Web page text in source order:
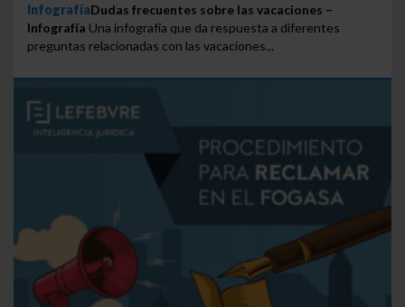
InfografíaDudas frecuentes sobre las vacaciones –
Infografía Una infografía que da respuesta a diferentes
preguntas relacionadas con las vacaciones...